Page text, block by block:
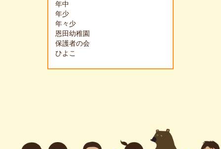
年中
年少
年々少
恩田幼稚園
保護者の会
ひよこ